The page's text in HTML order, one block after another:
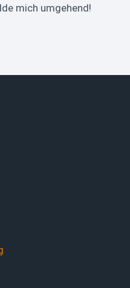
mich umgehend!